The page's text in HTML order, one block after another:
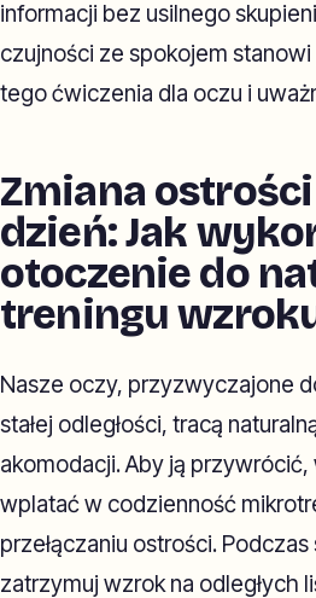
informacji bez usilnego
czujności ze spokojem
tego ćwiczenia dla oczu i
Zmiana
dzień: Jak
otoczenie do
treningu
Nasze oczy, przyzwyczajone
stałej odległości, tracą
akomodacji. Aby ją
wplatać w codzienność
przełączaniu ostrości.
zatrzymuj wzrok na odległych